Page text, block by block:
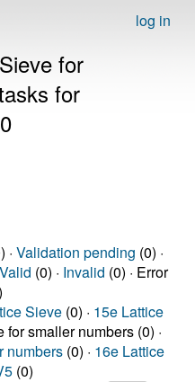
log in
for
for
· Validation pending (0) ·
Valid (0) · Invalid (0) · Error
Sieve (0) · 15e Lattice
for smaller numbers (0) ·
numbers (0) · 16e Lattice
(0)